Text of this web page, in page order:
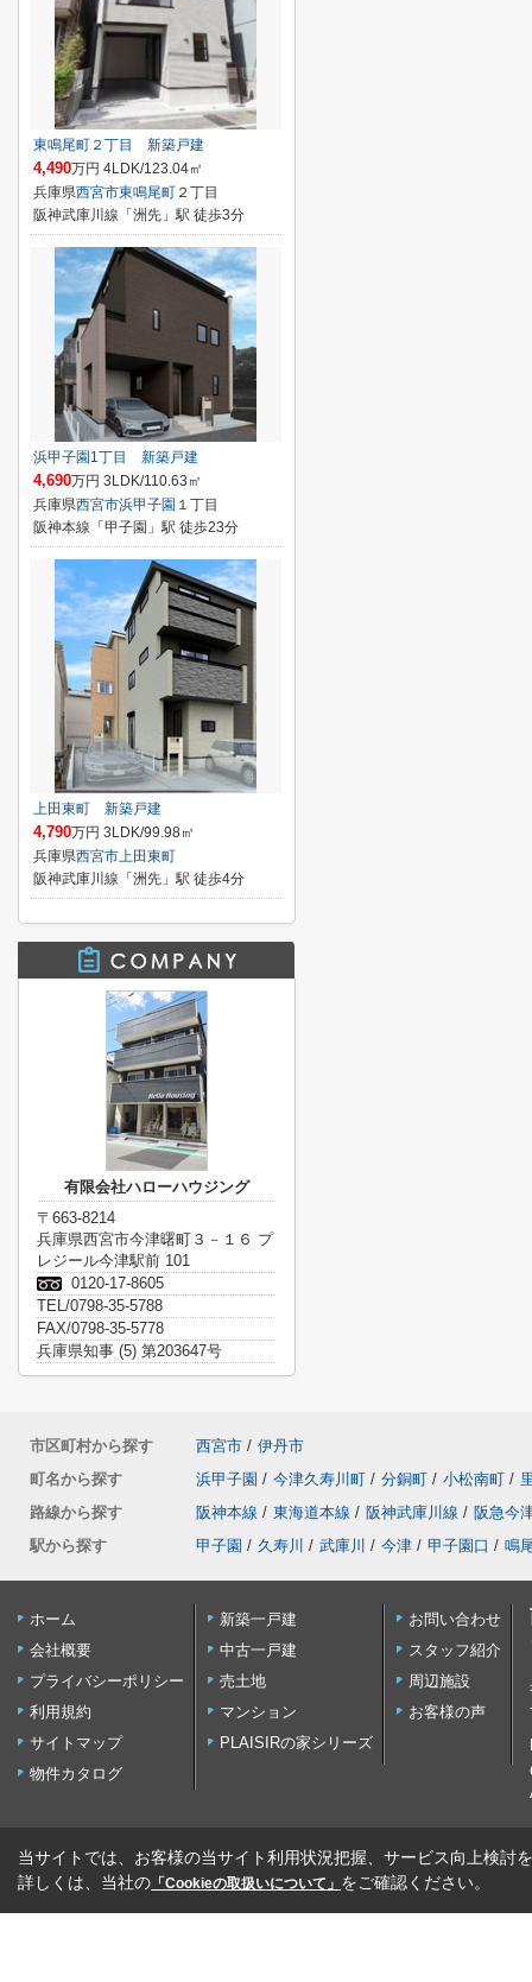
東鳴尾町２丁目 新築戸建
4,490万円 4LDK/123.04㎡
兵庫県西宮市東鳴尾町 ２丁目
阪神武庫川線「洲先」駅 徒歩3分
浜甲子園1丁目 新築戸建
4,690万円 3LDK/110.63㎡
兵庫県西宮市浜甲子園 １丁目
阪神本線「甲子園」駅 徒歩23分
上田東町 新築戸建
4,790万円 3LDK/99.98㎡
兵庫県西宮市上田東町
阪神武庫川線「洲先」駅 徒歩4分
有限会社ハローハウジング
〒663-8214
兵庫県西宮市今津曙町３－１６ プ
レジール今津駅前 101
0120-17-8605
TEL/0798-35-5788
FAX/0798-35-5778
兵庫県知事 (5) 第203647号
市区町村から探す 西宮市 / 伊丹市
町名から探す
浜甲子園 / 今津久寿川町 / 分銅町 / 小松南町 /
路線から探す
阪神本線 / 東海道本線 / 阪神武庫川線 / 阪急今
駅から探す
甲子園 / 久寿川 / 武庫川 / 今津 / 甲子園口 / 鳴
ホーム
会社概要
プライバシーポリシー
利用規約
サイトマップ
物件カタログ
新築一戸建
中古一戸建
売土地
マンション
PLAISIRの家シリーズ
お問い合わせ
スタッフ紹介
周辺施設
お客様の声
当サイトでは、お客様の当サイト利用状況把握、サービス向上検討
詳しくは、当社の 「Cookieの取扱いについて」 をご確認ください。